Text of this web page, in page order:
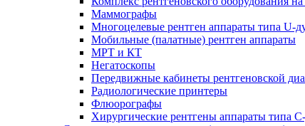
Маммографы
Многоцелевые рентген аппараты типа U-
Мобильные (палатные) рентген аппараты
МРТ и КТ
Негатоскопы
Передвижные кабинеты рентгеновской
Радиологические принтеры
Флюорографы
Хирургические рентгены аппараты типа